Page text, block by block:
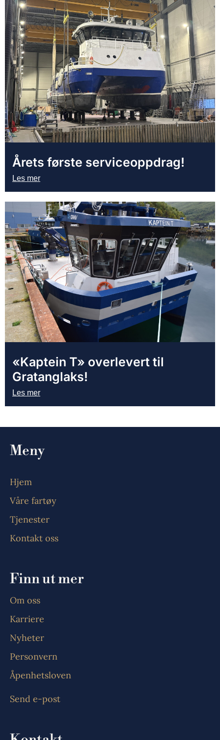
Årets første serviceoppdrag!
Les mer
«Kaptein T» overlevert til
Gratanglaks!
Les mer
Meny
Hjem
Våre fartøy
Tjenester
Kontakt oss
Finn ut mer
Om oss
Karriere
Nyheter
Personvern
Åpenhetsloven
Send e-post